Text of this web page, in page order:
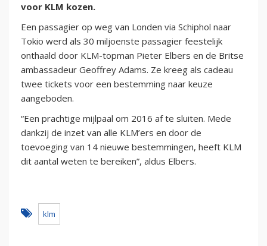
voor KLM kozen.
Een passagier op weg van Londen via Schiphol naar
Tokio werd als 30 miljoenste passagier feestelijk
onthaald door KLM-topman Pieter Elbers en de Britse
ambassadeur Geoffrey Adams. Ze kreeg als cadeau
twee tickets voor een bestemming naar keuze
aangeboden.
“Een prachtige mijlpaal om 2016 af te sluiten. Mede
dankzij de inzet van alle KLM’ers en door de
toevoeging van 14 nieuwe bestemmingen, heeft KLM
dit aantal weten te bereiken”, aldus Elbers.
klm